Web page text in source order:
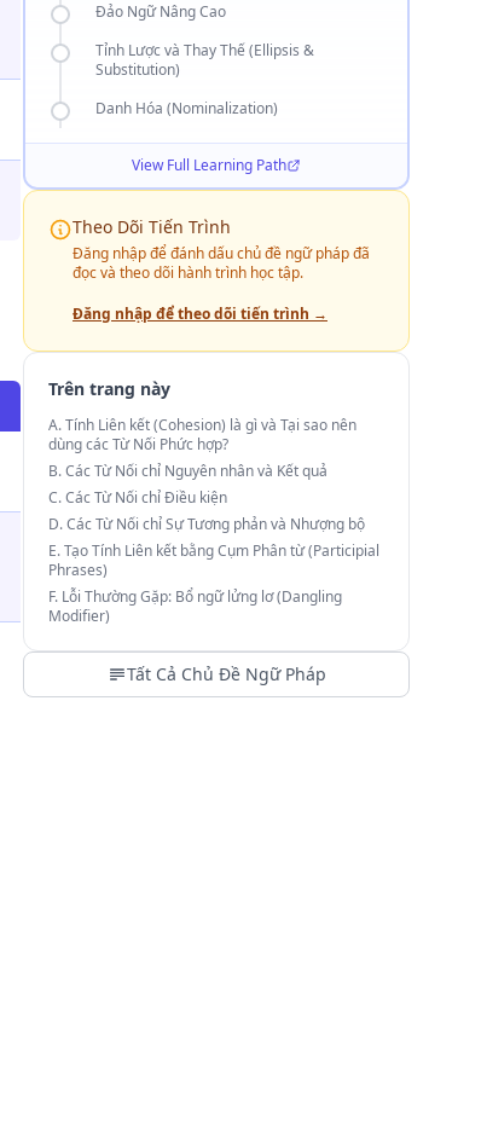
Đảo Ngữ Nâng Cao
Tỉnh Lược và Thay Thế (Ellipsis &
Substitution)
Danh Hóa (Nominalization)
View Full Learning Path
Theo Dõi Tiến Trình
Đăng nhập để đánh dấu chủ đề ngữ pháp đã
đọc và theo dõi hành trình học tập.
Đăng nhập để theo dõi tiến trình →
Trên trang này
A. Tính Liên kết (Cohesion) là gì và Tại sao nên
dùng các Từ Nối Phức hợp?
B. Các Từ Nối chỉ Nguyên nhân và Kết quả
C. Các Từ Nối chỉ Điều kiện
D. Các Từ Nối chỉ Sự Tương phản và Nhượng bộ
E. Tạo Tính Liên kết bằng Cụm Phân từ (Participial
Phrases)
F. Lỗi Thường Gặp: Bổ ngữ lửng lơ (Dangling
Modifier)
Tất Cả Chủ Đề Ngữ Pháp